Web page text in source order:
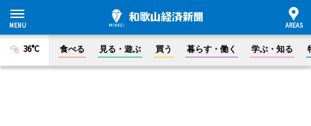
36°C 食べる 見る・遊ぶ 買う 暮らす・働く 学ぶ・知る